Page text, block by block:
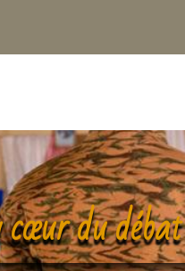
cœur du